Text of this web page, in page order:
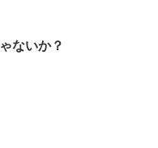
ないか？